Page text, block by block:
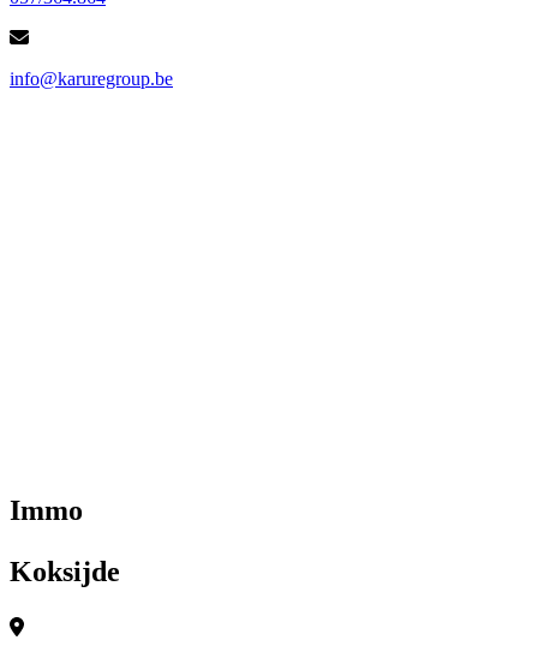
info@karuregroup.be
Immo
Koksijde